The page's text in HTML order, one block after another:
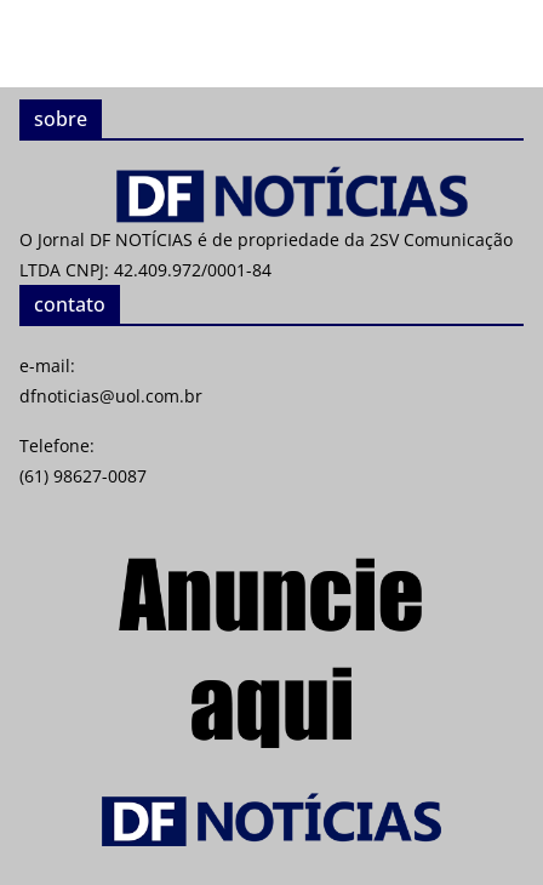
sobre
O Jornal DF NOTÍCIAS é de propriedade da 2SV Comunicação
LTDA CNPJ: 42.409.972/0001-84
contato
e-mail:
dfnoticias@uol.com.br
Telefone:
(61) 98627-0087